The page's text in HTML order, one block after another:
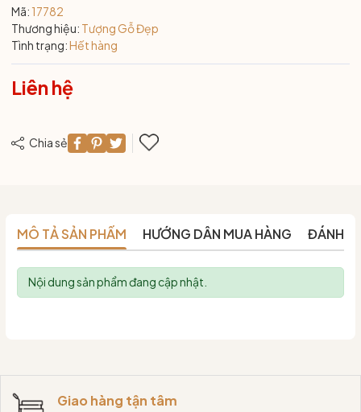
Mã: 17782
Thương hiệu: Tượng Gỗ Đẹp
Tình trạng:Hết hàng
Liên hệ
Chia sẻ
MÔ TẢ SẢN PHẨM HƯỚNG DẪN MUA HÀNG ĐÁNH
Nội dung sản phẩm đang cập nhật.
Giao hàng tận tâm